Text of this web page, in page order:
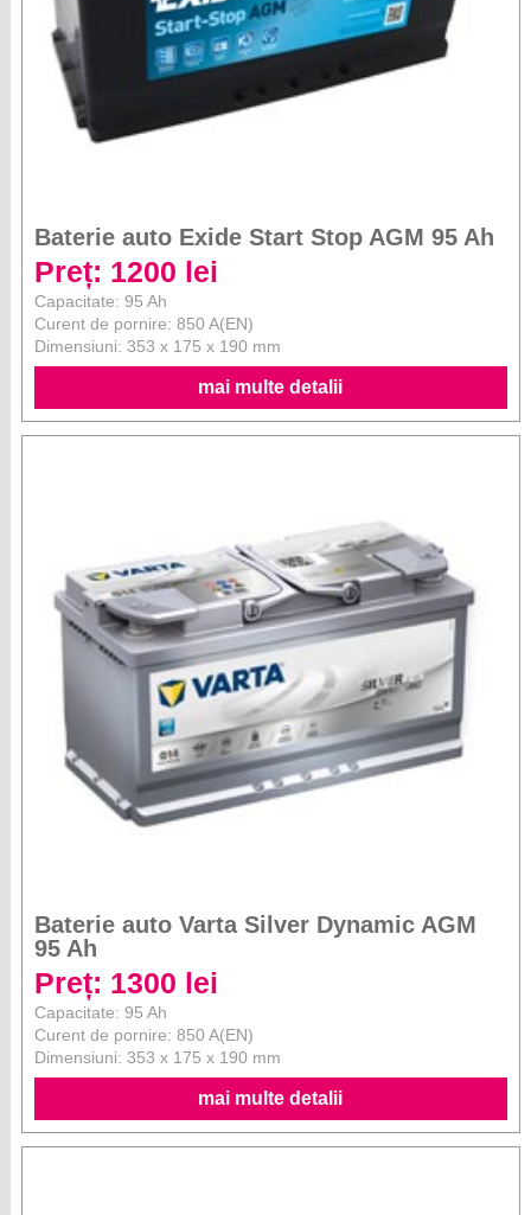
Baterie auto Exide Start Stop AGM 95 Ah
Preț: 1200 lei
Capacitate: 95 Ah
Curent de pornire: 850 A(EN)
Dimensiuni: 353 x 175 x 190 mm
mai multe detalii
Baterie auto Varta Silver Dynamic AGM
95 Ah
Preț: 1300 lei
Capacitate: 95 Ah
Curent de pornire: 850 A(EN)
Dimensiuni: 353 x 175 x 190 mm
mai multe detalii